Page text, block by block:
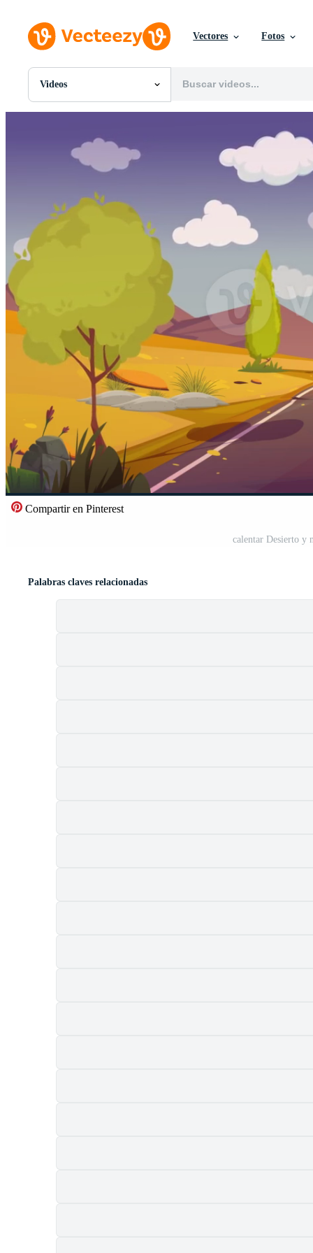
Vectores Fotos
Videos
Todas Imágenes
PSDs
SVGs
Videos
Gráficos en Movimiento
Imágenes Editoriales
Compartir en Pinterest
calentar Desierto y
Palabras claves relacionadas